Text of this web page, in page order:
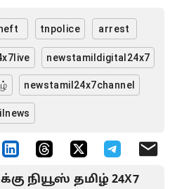
tnpolice arrest
newstamildigital24x7
newstamil24x7channel
நியூஸ் தமிழ் 24X7